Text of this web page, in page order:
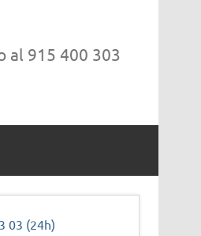
al 915 400 303
03 (24h)